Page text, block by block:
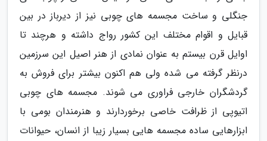
جنگلی و ساخت مجسمه های چوبی نیز از دیرباز در بین
قبایل و اقوام مختلف این کشور رواج داشته و هرچند تا
اوایل قرن بیستم به عنوان نمادی از هنر اصیل این سرزمین
درنظر گرفته می شده ولی هم اکنون بیشتر برای فروش به
گردشگران خارجی فراوری می شوند. مجسمه های چوبی
اتیوپی از ظرافت خاصی برخوردارند و هنرمندان بومی با
ابزارهایی ساده مجسمه هایی بسیار زیبا از انسان، حیوانات